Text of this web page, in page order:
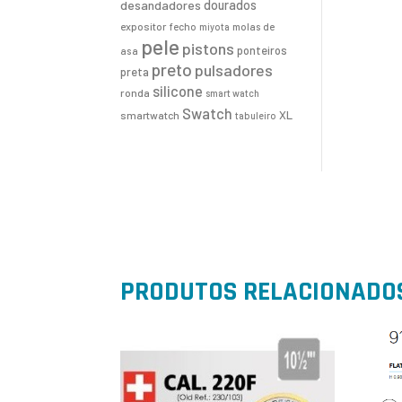
desandadores dourados
expositor fecho miyota molas de
asa pele pistons ponteiros
preta preto pulsadores
ronda silicone smart watch
smartwatch Swatch tabuleiro XL
PRODUTOS